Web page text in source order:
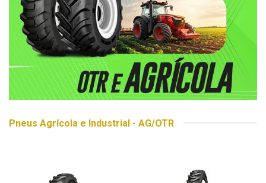
Pneus Agrícola e Industrial - AG/OTR